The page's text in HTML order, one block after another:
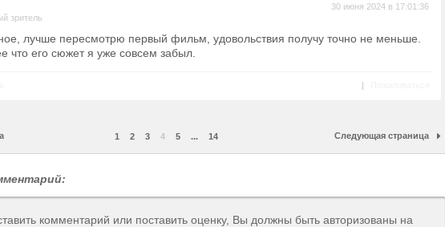
зритель
30 июня 2024 в 17:01:36
лучше пересмотрю первый фильм, удовольствия получу точно не меньше.
что его сюжет я уже совсем забыл.
|
1 2 3 4 5 ... 14 Следующая страница
комментарий или поставить оценку, Вы должны быть авторизованы на